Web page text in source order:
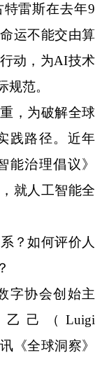
雷斯在去年9
运不能交由算
动，为AI技术
范。
，为破解全球
践路径。近年
能治理倡议》
就人工智能全
？如何评价人
协会创始主
己（Luigi
《全球洞察》